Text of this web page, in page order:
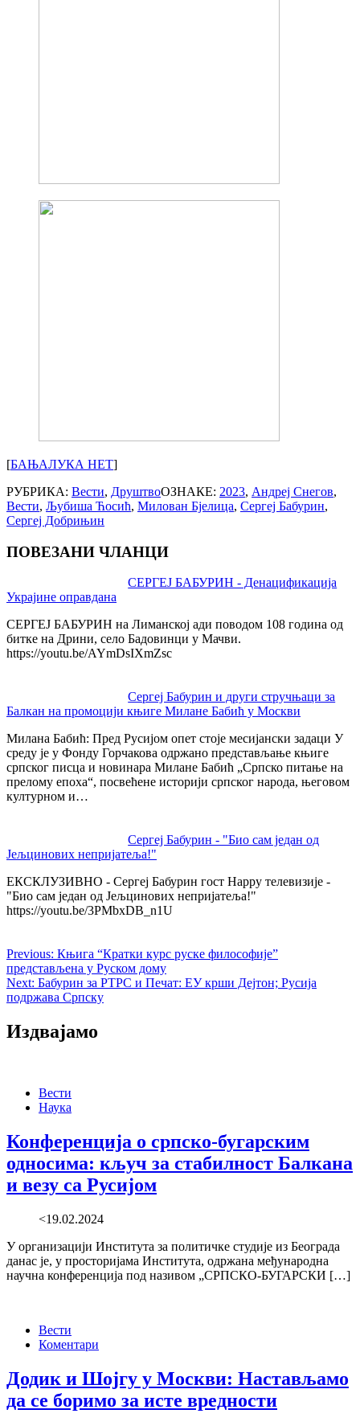
[БАЊАЛУКА НЕТ]
РУБРИКА: Вести, ДруштвоОЗНАКЕ: 2023, Андреј Снегов,
Вести, Љубиша Ћосић, Милован Бјелица, Сергеј Бабурин,
Сергеј Добрињин
ПОВЕЗАНИ ЧЛАНЦИ
СЕРГЕЈ БАБУРИН - Денацификација
Украјине оправдана
СЕРГЕЈ БАБУРИН на Лиманској ади поводом 108 година од
битке на Дрини, село Бадовинци у Мачви.
https://youtu.be/AYmDsIXmZsc
Сергеј Бабурин и други стручњаци за
Балкан на промоцији књиге Милане Бабић у Москви
Милана Бабић: Пред Русијом опет стоје месијански задаци У
среду је у Фонду Горчакова одржано представљање књиге
српског писца и новинара Милане Бабић „Српско питање на
прелому епоха“, посвећене историји српског народа, његовом
културном и…
Сергеј Бабурин - "Био сам један од
Јељцинових непријатеља!"
ЕКСКЛУЗИВНО - Сергеј Бабурин гост Happy телевизије -
"Био сам један од Јељцинових непријатеља!"
https://youtu.be/3PMbxDB_n1U
navigation
Previous: Књига “Кратки курс руске философије”
представљена у Руском дому
Next: Бабурин за РТРС и Печат: ЕУ крши Дејтон; Русија
подржава Српску
Издвајамо
Вести
Наука
Конференција о српско-бугарским
односима: кључ за стабилност Балкана
и везу са Русијом
<19.02.2024
У организацији Института за политичке студије из Београда
данас је, у просторијама Института, одржана међународна
научна конференција под називом „СРПСКО-БУГАРСКИ […]
Вести
Коментари
Додик и Шојгу у Москви: Настављамо
да се боримо за исте вредности